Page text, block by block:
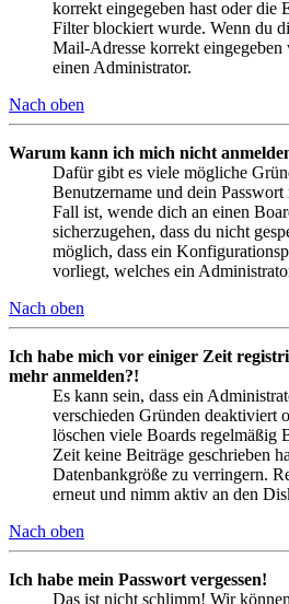
korrekt eingegeben hast oder die
Filter blockiert wurde. Wenn du
Mail-Adresse korrekt
einen Administrator.
Nach oben
Warum kann ich mich nicht
Dafür gibt es viele mögliche
Benutzername und dein
Fall ist, wende dich an einen
sicherzugehen, dass du nicht
möglich, dass ein
vorliegt, welches ein
Nach oben
Ich habe mich vor einiger Zeit
mehr anmelden?!
Es kann sein, dass ein
verschieden Gründen deaktiviert
löschen viele Boards regelmäßig
Zeit keine Beiträge geschrieben
Datenbankgröße zu verringern.
erneut und nimm aktiv an den
Nach oben
Ich habe mein Passwort vergessen!
Das ist nicht schlimm! Wir